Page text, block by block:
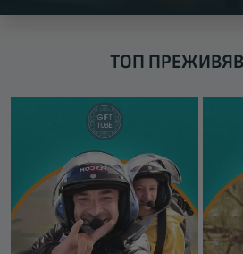
ТОП